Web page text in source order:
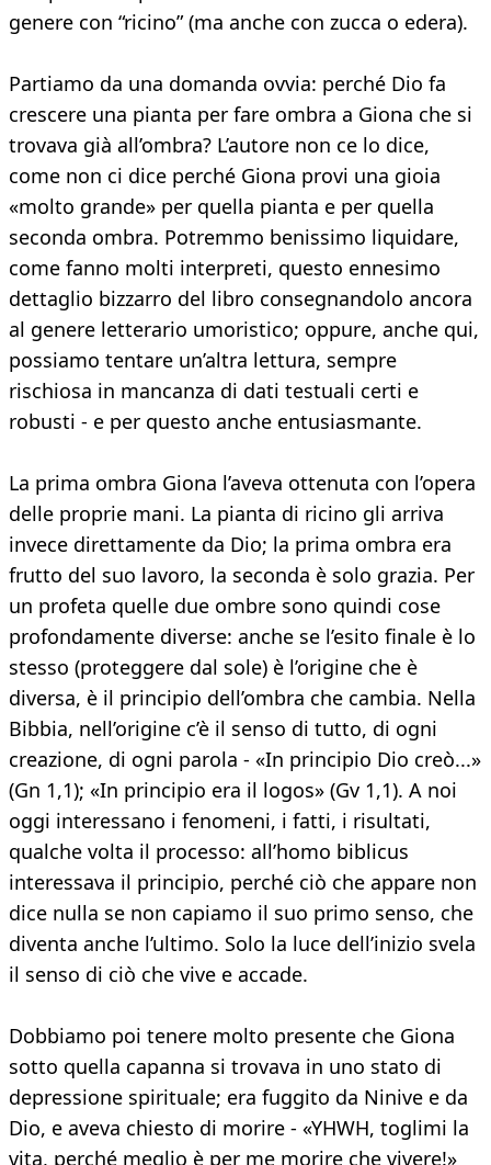
genere con “ricino” (ma anche con zucca o edera).
Partiamo da una domanda ovvia: perché Dio fa
crescere una pianta per fare ombra a Giona che si
trovava già all’ombra? L’autore non ce lo dice,
come non ci dice perché Giona provi una gioia
«molto grande» per quella pianta e per quella
seconda ombra. Potremmo benissimo liquidare,
come fanno molti interpreti, questo ennesimo
dettaglio bizzarro del libro consegnandolo ancora
al genere letterario umoristico; oppure, anche qui,
possiamo tentare un’altra lettura, sempre
rischiosa in mancanza di dati testuali certi e
robusti - e per questo anche entusiasmante.
La prima ombra Giona l’aveva ottenuta con l’opera
delle proprie mani. La pianta di ricino gli arriva
invece direttamente da Dio; la prima ombra era
frutto del suo lavoro, la seconda è solo grazia. Per
un profeta quelle due ombre sono quindi cose
profondamente diverse: anche se l’esito finale è lo
stesso (proteggere dal sole) è l’origine che è
diversa, è il principio dell’ombra che cambia. Nella
Bibbia, nell’origine c’è il senso di tutto, di ogni
creazione, di ogni parola - «In principio Dio creò...»
(Gn 1,1); «In principio era il logos» (Gv 1,1). A noi
oggi interessano i fenomeni, i fatti, i risultati,
qualche volta il processo: all’homo biblicus
interessava il principio, perché ciò che appare non
dice nulla se non capiamo il suo primo senso, che
diventa anche l’ultimo. Solo la luce dell’inizio svela
il senso di ciò che vive e accade.
Dobbiamo poi tenere molto presente che Giona
sotto quella capanna si trovava in uno stato di
depressione spirituale; era fuggito da Ninive e da
Dio, e aveva chiesto di morire - «YHWH, toglimi la
vita, perché meglio è per me morire che vivere!»